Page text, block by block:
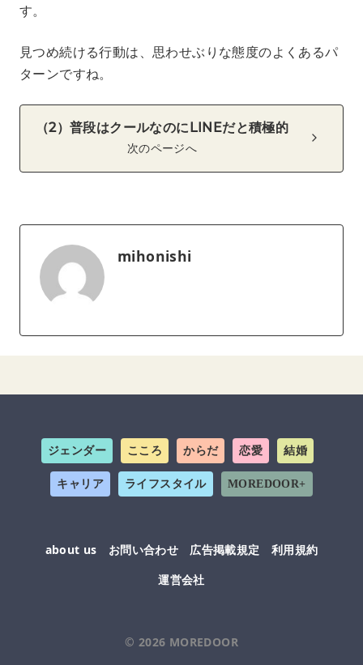
す。
見つめ続ける行動は、思わせぶりな態度のよくあるパ
ターンですね。
（2）普段はクールなのにLINEだと積極的
次のページへ
mihonishi
ジェンダー こころ からだ 恋愛 結婚
キャリア ライフスタイル MOREDOOR+
about us お問い合わせ 広告掲載規定
利用規約
運営会社
© 2026 MOREDOOR